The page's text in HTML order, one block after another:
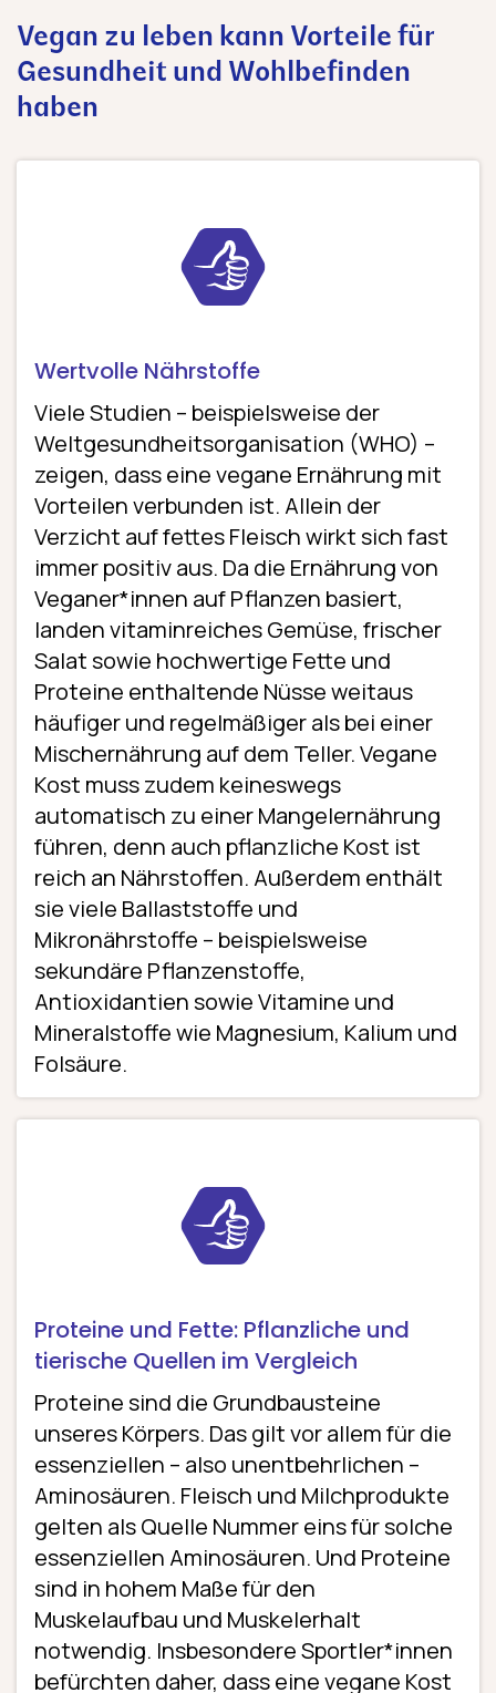
Vegan zu leben kann Vorteile für
Gesundheit und Wohlbefinden
haben
Wertvolle Nährstoffe
Viele Studien – beispielsweise der
Weltgesundheitsorganisation (WHO) –
zeigen, dass eine vegane Ernährung mit
Vorteilen verbunden ist. Allein der
Verzicht auf fettes Fleisch wirkt sich fast
immer positiv aus. Da die Ernährung von
Veganer*innen auf Pflanzen basiert,
landen vitaminreiches Gemüse, frischer
Salat sowie hochwertige Fette und
Proteine enthaltende Nüsse weitaus
häufiger und regelmäßiger als bei einer
Mischernährung auf dem Teller. Vegane
Kost muss zudem keineswegs
automatisch zu einer Mangelernährung
führen, denn auch pflanzliche Kost ist
reich an Nährstoffen. Außerdem enthält
sie viele Ballaststoffe und
Mikronährstoffe – beispielsweise
sekundäre Pflanzenstoffe,
Antioxidantien sowie Vitamine und
Mineralstoffe wie Magnesium, Kalium und
Folsäure.
Proteine und Fette: Pflanzliche und
tierische Quellen im Vergleich
Proteine sind die Grundbausteine
unseres Körpers. Das gilt vor allem für die
essenziellen – also unentbehrlichen –
Aminosäuren. Fleisch und Milchprodukte
gelten als Quelle Nummer eins für solche
essenziellen Aminosäuren. Und Proteine
sind in hohem Maße für den
Muskelaufbau und Muskelerhalt
notwendig. Insbesondere Sportler*innen
befürchten daher, dass eine vegane Kost